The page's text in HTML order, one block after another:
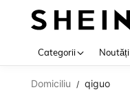
Categorii Noutăți
Domiciliu / qiguo